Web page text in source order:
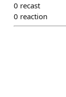
0 recast
0 reaction